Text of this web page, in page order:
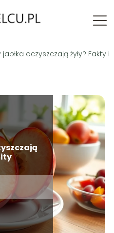
jabłka oczyszczają żyły? Fakty i